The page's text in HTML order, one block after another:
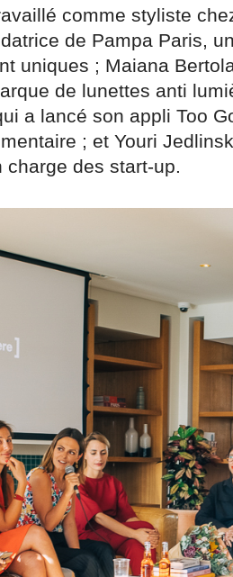
comme styliste
de Pampa Paris,
uniques ; Maiana
de lunettes anti
a lancé son appli Too
; et Youri
charge des start-up.